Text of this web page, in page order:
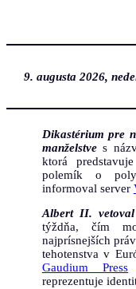
9. augusta 2026,
Dikastérium pre
manželstves
ktorá
polemík o
informoval server
Albert II.
týždňa, čím
najprísnejších
tehotenstva v
Gaudium Press
reprezentuje